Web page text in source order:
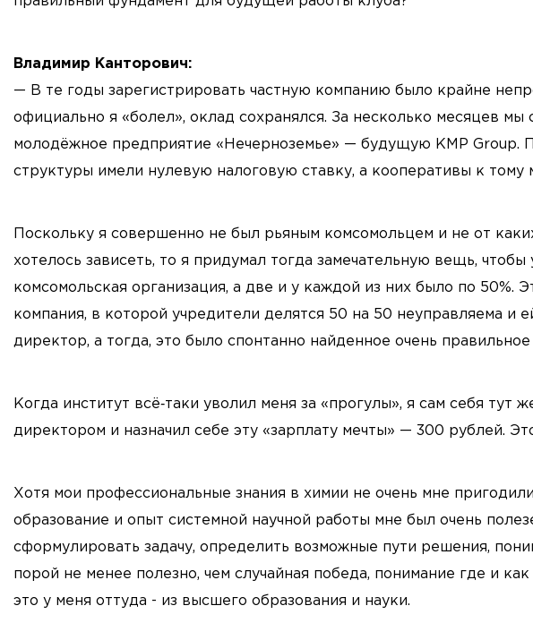
Владимир Канторович:
— В те годы зарегистрировать частную компанию было крайне
официально я «болел», оклад сохранялся. За несколько месяцев
молодёжное предприятие «Нечерноземье» — будущую KMP Group.
структуры имели нулевую налоговую ставку, а кооперативы к
Поскольку я совершенно не был рьяным комсомольцем и не от
хотелось зависеть, то я придумал тогда замечательную вещь,
комсомольская организация, а две и у каждой из них было по 50%.
компания, в которой учредители делятся 50 на 50 неуправляема и
директор, а тогда, это было спонтанно найденное очень
Когда институт всё‑таки уволил меня за «прогулы», я сам себя тут
директором и назначил себе эту «зарплату мечты» — 300 рублей.
Хотя мои профессиональные знания в химии не очень мне
образование и опыт системной научной работы мне был очень
сформулировать задачу, определить возможные пути решения,
порой не менее полезно, чем случайная победа, понимание где и
это у меня оттуда - из высшего образования и науки.